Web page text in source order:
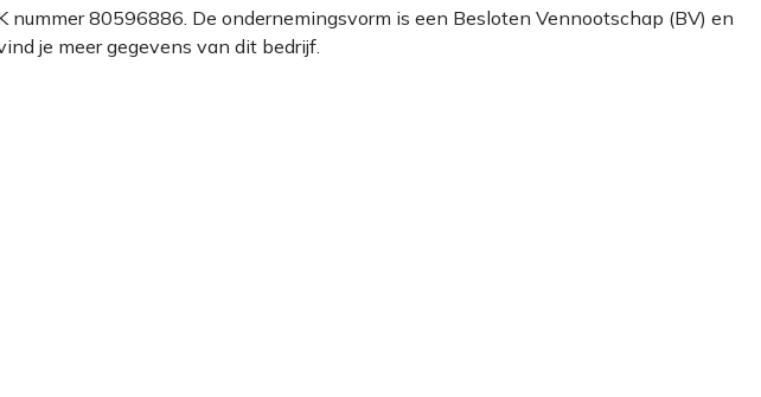
nummer 80596886. De ondernemingsvorm is een Besloten Vennootschap (BV) en
je meer gegevens van dit bedrijf.